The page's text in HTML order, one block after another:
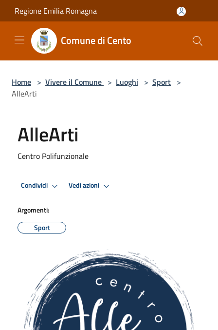
Salta al contenuto principale
Regione Emilia Romagna
Comune di Cento
Home > Vivere il Comune > Luoghi > Sport >
AlleArti
AlleArti
Centro Polifunzionale
Condividi Vedi azioni
Argomenti:
Sport